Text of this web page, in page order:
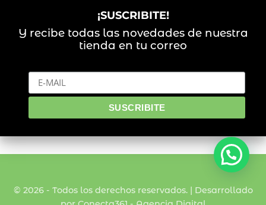
¡SUSCRIBITE!
Y recibe todas las novedades de nuestra
tienda en tu correo
© 2026 - Todos los derechos reservados. | Desarrollado